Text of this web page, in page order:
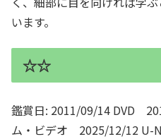
います。
☆☆
鑑賞日: 2011/09/14 DVD
ム・ビデオ 2025/12/12 U-